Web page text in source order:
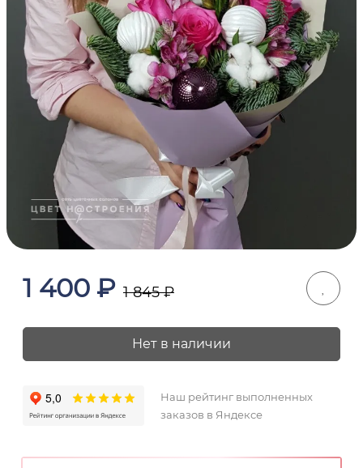
1 400 ₽ 1 845₽
Нет в наличии
Наш рейтинг выполненных
заказов в Яндексе